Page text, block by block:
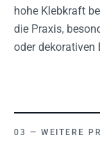
hohe Klebkraft
die Praxis,
oder dekorativen
WEITERE